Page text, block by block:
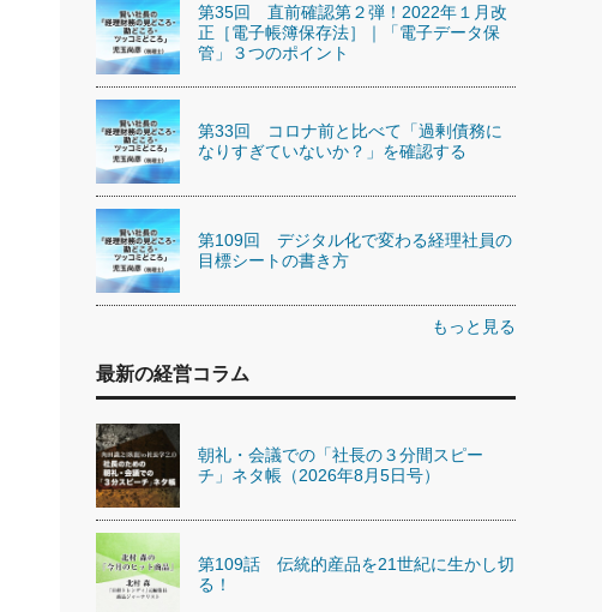
第35回 直前確認第２弾！2022年１月改
正［電子帳簿保存法］｜「電子データ保
管」３つのポイント
第33回 コロナ前と比べて「過剰債務に
なりすぎていないか？」を確認する
第109回 デジタル化で変わる経理社員の
目標シートの書き方
もっと見る
最新の経営コラム
朝礼・会議での「社長の３分間スピー
チ」ネタ帳（2026年8月5日号）
第109話 伝統的産品を21世紀に生かし切
る！